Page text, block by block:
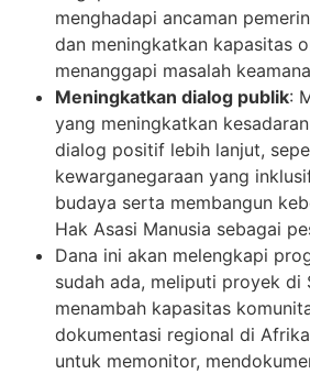
menghadapi ancaman
dan meningkatkan kapasitas
menanggapi masalah
Meningkatkan dialog publik:
yang meningkatkan
dialog positif lebih lanjut,
kewarganegaraan yang
budaya serta membangun
Hak Asasi Manusia sebagai
Dana ini akan melengkapi
sudah ada, meliputi proyek di
menambah kapasitas
dokumentasi regional di
untuk memonitor,